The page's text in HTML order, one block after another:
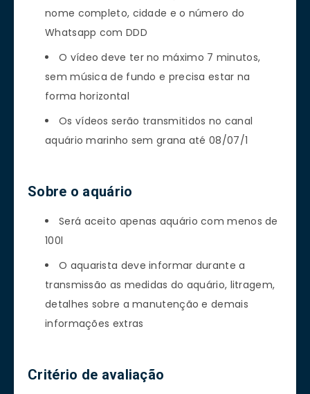
nome completo, cidade e o número do
Whatsapp com DDD
O vídeo deve ter no máximo 7 minutos,
sem música de fundo e precisa estar na
forma horizontal
Os vídeos serão transmitidos no canal
aquário marinho sem grana até 08/07/1
Sobre o aquário
Será aceito apenas aquário com menos de
100l
O aquarista deve informar durante a
transmissão as medidas do aquário, litragem,
detalhes sobre a manutenção e demais
informações extras
Critério de avaliação